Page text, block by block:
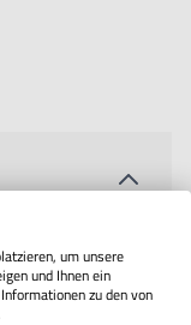
um unsere
und Ihnen ein
zu den von